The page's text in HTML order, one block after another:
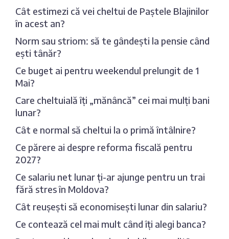
Cât estimezi că vei cheltui de Paștele Blajinilor
în acest an?
Norm sau striom: să te gândești la pensie când
ești tânăr?
Ce buget ai pentru weekendul prelungit de 1
Mai?
Care cheltuială îți „mănâncă” cei mai mulți bani
lunar?
Cât e normal să cheltui la o primă întâlnire?
Ce părere ai despre reforma fiscală pentru
2027?
Ce salariu net lunar ți-ar ajunge pentru un trai
fără stres în Moldova?
Cât reușești să economisești lunar din salariu?
Ce contează cel mai mult când îți alegi banca?